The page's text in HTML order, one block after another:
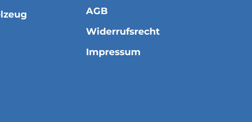
AGB
Widerrufsrecht
Impressum